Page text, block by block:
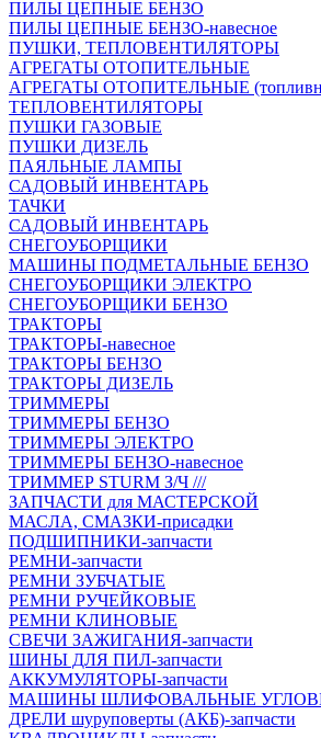
ПИЛЫ ЦЕПНЫЕ БЕНЗО
ПИЛЫ ЦЕПНЫЕ БЕНЗО-навесное
ПУШКИ, ТЕПЛОВЕНТИЛЯТОРЫ
АГРЕГАТЫ ОТОПИТЕЛЬНЫЕ
АГРЕГАТЫ ОТОПИТЕЛЬНЫЕ
ТЕПЛОВЕНТИЛЯТОРЫ
ПУШКИ ГАЗОВЫЕ
ПУШКИ ДИЗЕЛЬ
ПАЯЛЬНЫЕ ЛАМПЫ
САДОВЫЙ ИНВЕНТАРЬ
ТАЧКИ
САДОВЫЙ ИНВЕНТАРЬ
СНЕГОУБОРЩИКИ
МАШИНЫ ПОДМЕТАЛЬНЫЕ БЕНЗО
СНЕГОУБОРЩИКИ ЭЛЕКТРО
СНЕГОУБОРЩИКИ БЕНЗО
ТРАКТОРЫ
ТРАКТОРЫ-навесное
ТРАКТОРЫ БЕНЗО
ТРАКТОРЫ ДИЗЕЛЬ
ТРИММЕРЫ
ТРИММЕРЫ БЕНЗО
ТРИММЕРЫ ЭЛЕКТРО
ТРИММЕРЫ БЕНЗО-навесное
ТРИММЕР STURM З/Ч ///
ЗАПЧАСТИ для МАСТЕРСКОЙ
МАСЛА, СМАЗКИ-присадки
ПОДШИПНИКИ-запчасти
РЕМНИ-запчасти
РЕМНИ ЗУБЧАТЫЕ
РЕМНИ РУЧЕЙКОВЫЕ
РЕМНИ КЛИНОВЫЕ
СВЕЧИ ЗАЖИГАНИЯ-запчасти
ШИНЫ ДЛЯ ПИЛ-запчасти
АККУМУЛЯТОРЫ-запчасти
МАШИНЫ ШЛИФОВАЛЬНЫЕ
ДРЕЛИ шуруповерты (АКБ)-запчасти